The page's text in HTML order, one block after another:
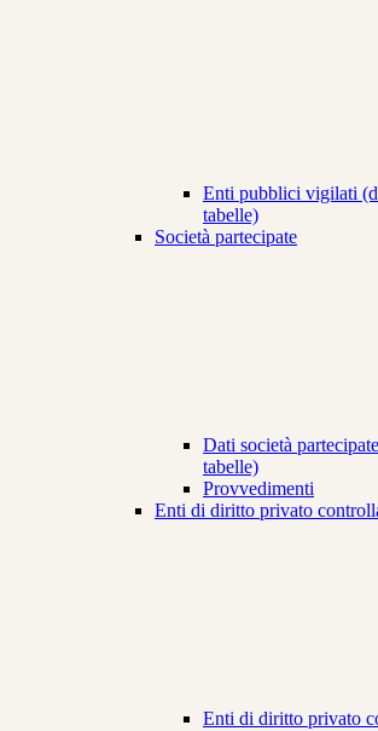
Enti pubblici vigilati
tabelle)
Società partecipate
Dati società
tabelle)
Provvedimenti
Enti di diritto privato
Enti di diritto privato